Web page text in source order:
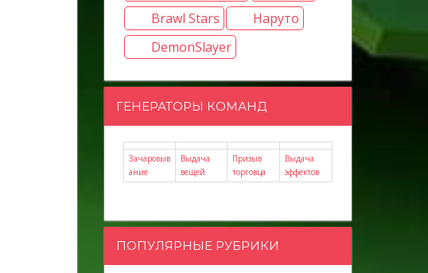
Brawl Stars
Наруто
DemonSlayer
ГЕНЕРАТОРЫ КОМАНД
Зачаровыв
ание
Выдача
вещей
Призыв
торговца
Выдача
эффектов
ПОПУЛЯРНЫЕ РУБРИКИ